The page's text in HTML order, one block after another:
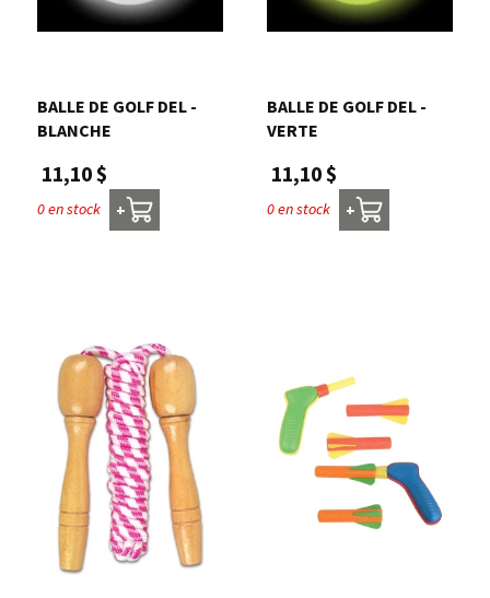
BALLE DE GOLF DEL -
BLANCHE
11,10 $
0 en stock +
BALLE DE GOLF DEL -
VERTE
11,10 $
0 en stock +